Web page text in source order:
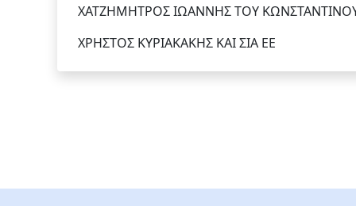
ΧΑΤΖΗΜΗΤΡΟΣ ΙΩΑΝΝΗΣ ΤΟΥ
ΧΡΗΣΤΟΣ ΚΥΡΙΑΚΑΚΗΣ ΚΑΙ ΣΙΑ ΕΕ